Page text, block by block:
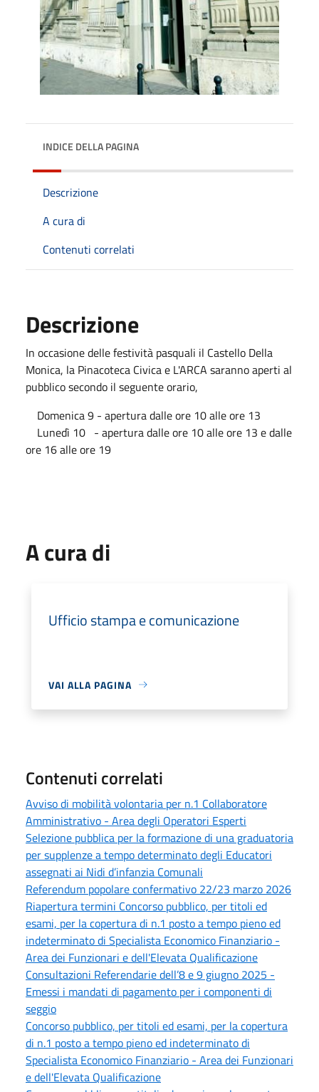
INDICE DELLA PAGINA
Descrizione
A cura di
Contenuti correlati
Descrizione
In occasione delle festività pasquali il Castello Della
Monica, la Pinacoteca Civica e L'ARCA saranno aperti al
pubblico secondo il seguente orario,
Domenica 9 - apertura dalle ore 10 alle ore 13
Lunedì 10 - apertura dalle ore 10 alle ore 13 e dalle
ore 16 alle ore 19
A cura di
Ufficio stampa e comunicazione
VAI ALLA PAGINA
Contenuti correlati
Avviso di mobilità volontaria per n.1 Collaboratore
Amministrativo - Area degli Operatori Esperti
Selezione pubblica per la formazione di una graduatoria
per supplenze a tempo determinato degli Educatori
assegnati ai Nidi d’infanzia Comunali
Referendum popolare confermativo 22/23 marzo 2026
Riapertura termini Concorso pubblico, per titoli ed
esami, per la copertura di n.1 posto a tempo pieno ed
indeterminato di Specialista Economico Finanziario -
Area dei Funzionari e dell'Elevata Qualificazione
Consultazioni Referendarie dell’8 e 9 giugno 2025 -
Emessi i mandati di pagamento per i componenti di
seggio
Concorso pubblico, per titoli ed esami, per la copertura
di n.1 posto a tempo pieno ed indeterminato di
Specialista Economico Finanziario - Area dei Funzionari
e dell'Elevata Qualificazione